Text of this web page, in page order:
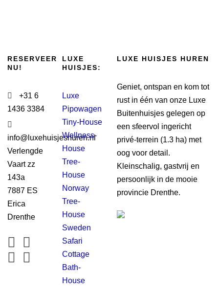
RESERVEER
NU!
+31 6
1436 3384
info@luxehuisjeshuren.nl
Verlengde
Vaart zz
143a
7887 ES
Erica
Drenthe
LUXE
HUISJES:
Luxe
Pipowagen
Tiny-House
Wellness-
House
Tree-
House
Norway
Tree-
House
Sweden
Safari
Cottage
Bath-
House
LUXE HUISJES HUREN
Geniet, ontspan en kom tot
rust in één van onze Luxe
Buitenhuisjes gelegen op
een sfeervol ingericht
privé-terrein (1.3 ha) met
oog voor detail.
Kleinschalig, gastvrij en
persoonlijk in de mooie
provincie Drenthe.